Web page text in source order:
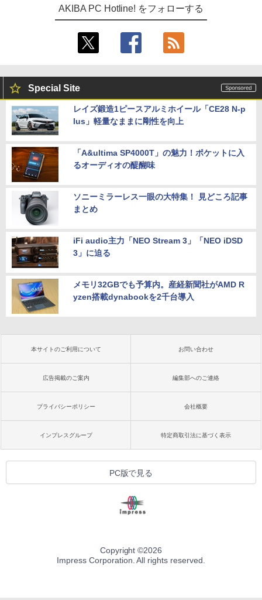
AKIBA PC Hotline! をフォローする
Special Site
レイズ鍛造1ピースアルミホイール「CE28 N-p
lus」軽量なままに剛性を向上
「A&ultima SP4000T」の魅力！ポケットに入
るオーディオの醍醐味
ソニーミラーレス一眼の大特集！ 見どころ記事
まとめ
iFi audio主力「NEO Stream 3」「NEO iDSD
3」に迫る
メモリ32GBでも予算内。産経新聞社がAMD R
yzen搭載dynabookを2千台導入
本サイトのご利用について お問い合わせ
広告掲載のご案内 編集部へのご連絡
プライバシーポリシー 会社概要
インプレスグループ 特定商取引法に基づく表示
PC版で見る
Copyright ©2026
Impress Corporation. All rights reserved.